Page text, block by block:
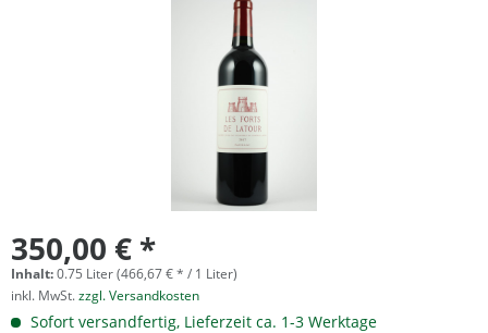
350,00 € *
Inhalt:0.75 Liter (466,67 € * / 1 Liter)
inkl. MwSt.zzgl. Versandkosten
Sofort versandfertig, Lieferzeit ca. 1-3 Werktage